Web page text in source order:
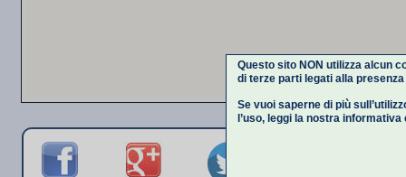
Questo sito NON utilizza alcun
di terze parti legati alla
Se vuoi saperne di più
l’uso, leggi la nostra informativa